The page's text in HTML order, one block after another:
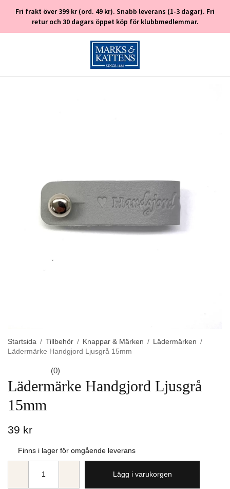
Fri frakt över 399 kr (ord. 49 kr). Snabb leverans (1-3 dagar). Fri
retur och 30 dagars öppet köp för klubbmedlemmar.
Startsida / Tillbehör / Knappar & Märken / Lädermärken /
Lädermärke Handgjord Ljusgrå 15mm
(0)
Lädermärke Handgjord Ljusgrå
15mm
39 kr
Finns i lager för omgående leverans
Lägg i varukorgen